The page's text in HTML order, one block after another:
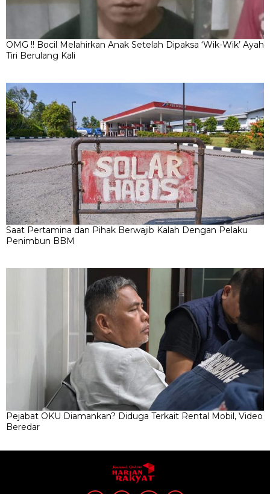
OMG !! Bocil Melahirkan Anak Setelah Dipaksa ‘Wik-Wik’ Ayah
Tiri Berulang Kali
Saat Pertamina dan Pihak Berwajib Kalah Dengan Pelaku
Penimbun BBM
Pejabat OKU Diamankan? Diduga Terkait Rental Mobil, Video
Beredar